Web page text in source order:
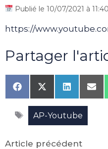
Publié le 10/07/2021 à
https://
Partager
Share
on
Facebook
Share
on
X
(Twitter)
Share
on
LinkedIn
on
Étiquettes
AP-Youtube
Article précédent